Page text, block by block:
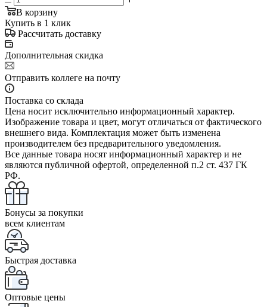
В корзину
Купить в 1 клик
Рассчитать доставку
Дополнительная скидка
Отправить коллеге на почту
Поставка со склада
Цена носит исключительно информационный характер.
Изображение товара и цвет, могут отличаться от фактического
внешнего вида. Комплектация может быть изменена
производителем без предварительного уведомления.
Все данные товара носят информационный характер и не
являются публичной офертой, определенной п.2 ст. 437 ГК
РФ.
Бонусы за покупки
всем клиентам
Быстрая доставка
Оптовые цены